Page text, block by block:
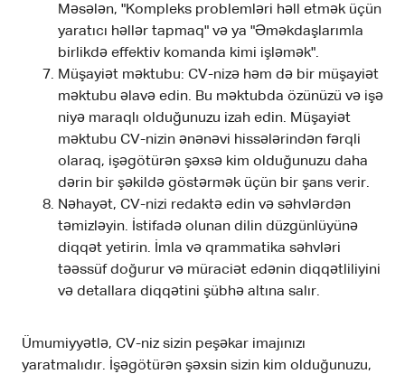
Məsələn, "Kompleks problemləri həll etmək üçün
yaratıcı həllər tapmaq" və ya "Əməkdaşlarımla
birlikdə effektiv komanda kimi işləmək".
Müşayiət məktubu: CV-nizə həm də bir müşayiət
məktubu əlavə edin. Bu məktubda özünüzü və işə
niyə maraqlı olduğunuzu izah edin. Müşayiət
məktubu CV-nizin ənənəvi hissələrindən fərqli
olaraq, işəgötürən şəxsə kim olduğunuzu daha
dərin bir şəkildə göstərmək üçün bir şans verir.
Nəhayət, CV-nizi redaktə edin və səhvlərdən
təmizləyin. İstifadə olunan dilin düzgünlüyünə
diqqət yetirin. İmla və qrammatika səhvləri
təəssüf doğurur və müraciət edənin diqqətliliyini
və detallara diqqətini şübhə altına salır.
Ümumiyyətlə, CV-niz sizin peşəkar imajınızı
yaratmalıdır. İşəgötürən şəxsin sizin kim olduğunuzu,